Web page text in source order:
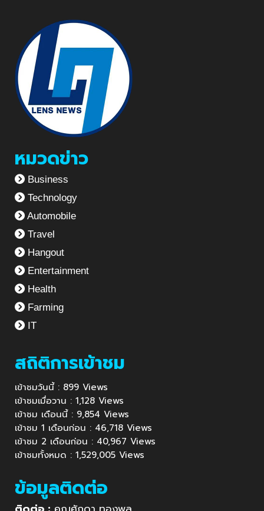
หมวดข่าว
Business
Technology
Automobile
Travel
Hangout
Entertainment
Health
Farming
IT
สถิติการเข้าชม
เข้าชมวันนี้ : 899 Views
เข้าชมเมื่อวาน : 1,128 Views
เข้าชม เดือนนี้ : 9,854 Views
เข้าชม 1 เดือนก่อน : 46,718 Views
เข้าชม 2 เดือนก่อน : 40,967 Views
เข้าชมทั้งหมด : 1,529,005 Views
ข้อมูลติดต่อ